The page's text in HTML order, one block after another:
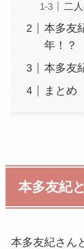
二
本多友
年！？
本多友
まとめ
本多友紀
本多友紀さん